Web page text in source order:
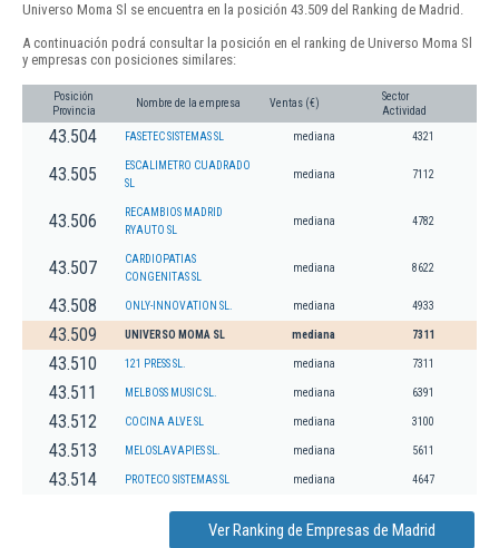
Universo Moma Sl se encuentra en la posición 43.509 del Ranking de Madrid.
A continuación podrá consultar la posición en el ranking de Universo Moma Sl
y empresas con posiciones similares:
Posición
Provincia
Nombre de la empresa Ventas (€)
Sector
Actividad
43.504 FASETEC SISTEMAS SL mediana 4321
43.505
ESCALIMETRO CUADRADO
SL
mediana 7112
43.506
RECAMBIOS MADRID
RYAUTO SL
mediana 4782
43.507
CARDIOPATIAS
CONGENITAS SL
mediana 8622
43.508 ONLY-INNOVATION SL. mediana 4933
43.509 UNIVERSO MOMA SL mediana 7311
43.510 121 PRESS SL. mediana 7311
43.511 MELBOSS MUSIC SL. mediana 6391
43.512 COCINA ALVE SL mediana 3100
43.513 MELOSLAVAPIES SL. mediana 5611
43.514 PROTECO SISTEMAS SL mediana 4647
Ver Ranking de Empresas de Madrid